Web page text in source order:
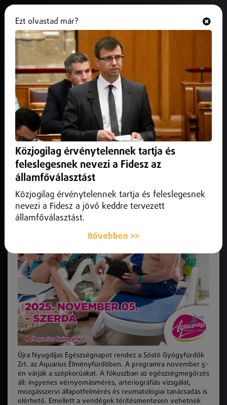
Nyugdíjas Egészségnap az
élményfürdőben
2025. november 03. Belföld
Újra Nyugdíjas Egészségnapot rendez a Sóstó Gyógyfürdők
Újra Nyugdíjas Egészségnapot rendez a Sóstó Gyógyfürdők
Zrt. az Aquarius Élményfürdőben. A programra november 5-
én várják a szépkorúakat. A fókuszban az egészségmegőrzés
áll: ingyenes vérnyomásmérés, arteriográfiás vizsgálat,
mozgásszervi állapotfelmérés és reumatológiai tanácsadás is
elérhető. Emellett a vendégek térítésmentesen vehetnek
Ezt olvastad már?
Közjogilag érvénytelennek tartja és
feleslegesnek nevezi a Fidesz az
államfőválasztást
Közjogilag érvénytelennek tartja és feleslegesnek
nevezi a Fidesz a jövő keddre tervezett
államfőválasztást.
Bővebben >>